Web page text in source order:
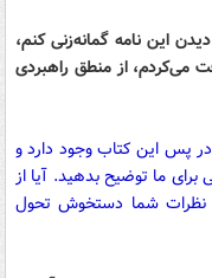
این نامه گمانه‌زنی کنم،
می‌کردم، از منطق راهبردی
پس این کتاب وجود دارد و
ما توضیح بدهید. آیا از
نظرات شما دستخوش تحول